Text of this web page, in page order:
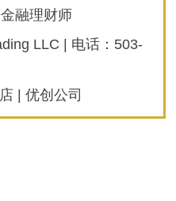
融理财师
LLC | 电话：503-
| 优创公司